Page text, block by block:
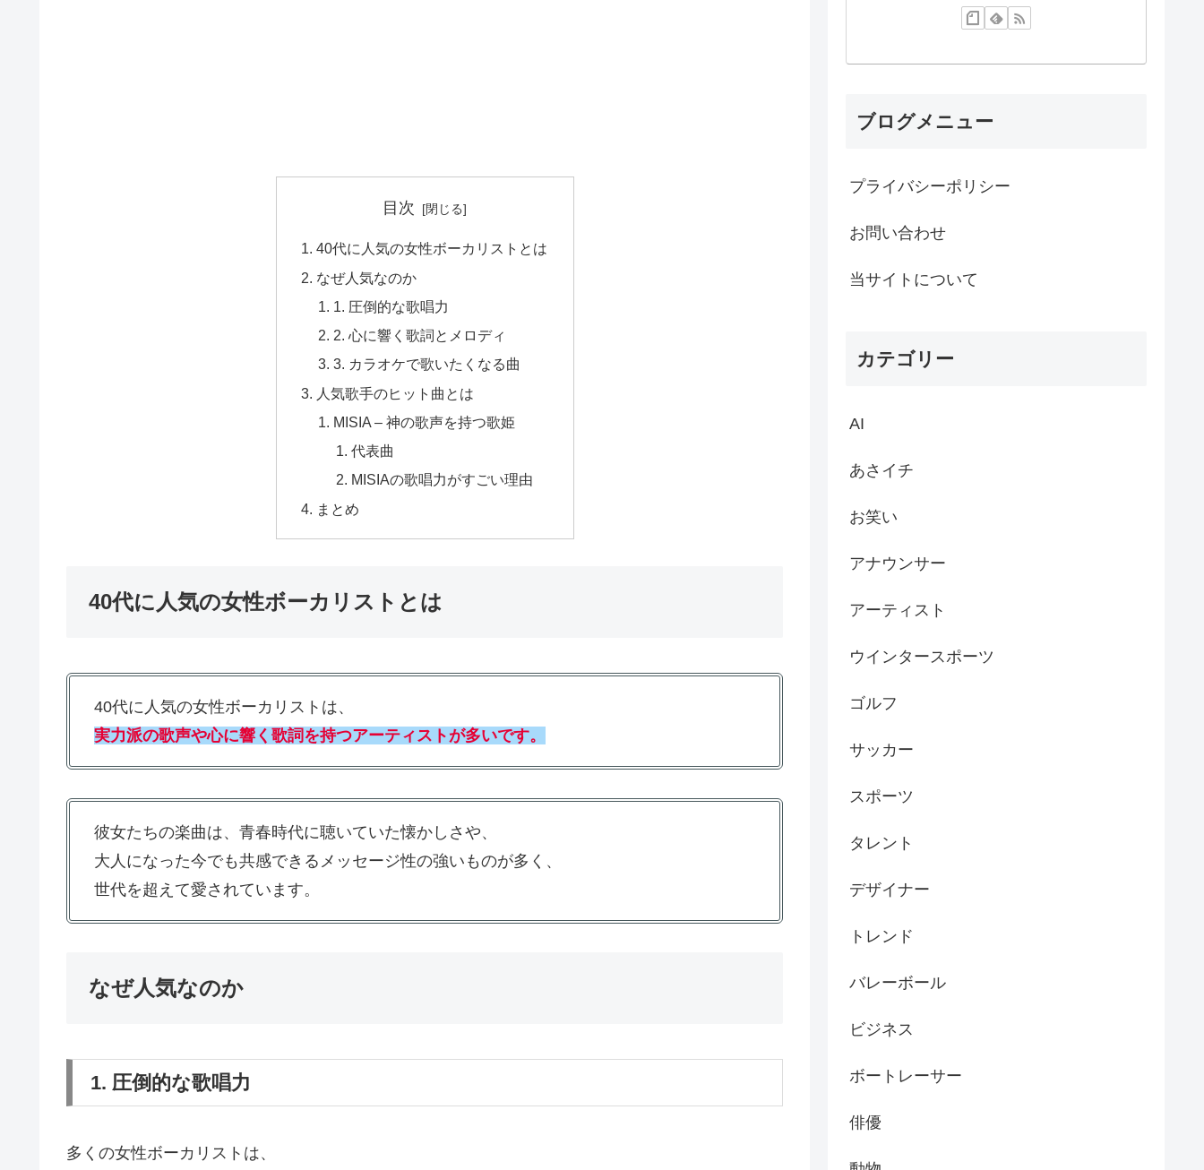
目次
40代に人気の女性ボーカリストとは
なぜ人気なのか
1. 圧倒的な歌唱力
2. 心に響く歌詞とメロディ
3. カラオケで歌いたくなる曲
人気歌手のヒット曲とは
MISIA – 神の歌声を持つ歌姫
代表曲
MISIAの歌唱力がすごい理由
まとめ
40代に人気の女性ボーカリストとは
40代に人気の女性ボーカリストは、
実力派の歌声や心に響く歌詞を持つアーティストが多いです。
彼女たちの楽曲は、青春時代に聴いていた懐かしさや、
大人になった今でも共感できるメッセージ性の強いものが多く、
世代を超えて愛されています。
なぜ人気なのか
1. 圧倒的な歌唱力
多くの女性ボーカリストは、
ブログメニュー
プライバシーポリシー
お問い合わせ
当サイトについて
カテゴリー
AI
あさイチ
お笑い
アナウンサー
アーティスト
ウインタースポーツ
ゴルフ
サッカー
スポーツ
タレント
デザイナー
トレンド
バレーボール
ビジネス
ボートレーサー
俳優